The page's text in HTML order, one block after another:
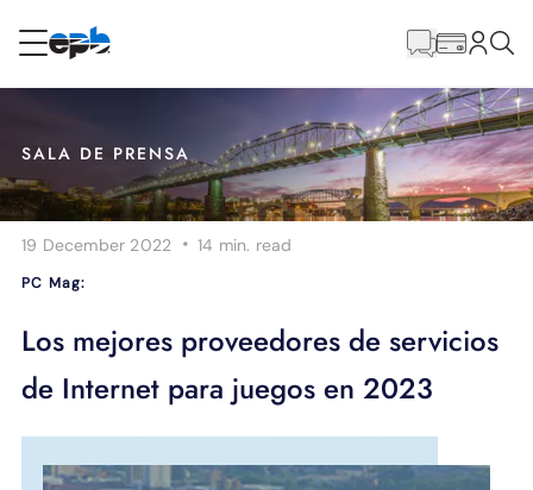
Internet
Energía
Televisión
Teléfono
principal
SALA DE PRENSA
19 December 2022 · 14 min. read
PC Mag:
Los mejores proveedores de servicios
de Internet para juegos en 2023